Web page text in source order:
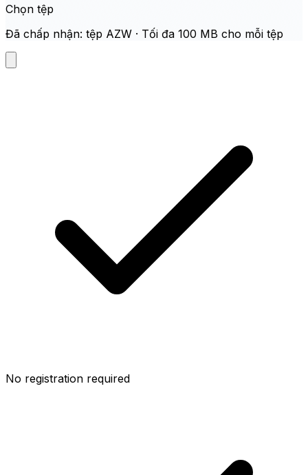
Chọn tệp
Đã chấp nhận: tệp AZW · Tối đa 100 MB cho mỗi tệp
No registration required